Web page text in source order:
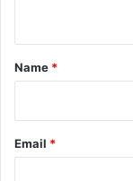
*
Name *
Email *